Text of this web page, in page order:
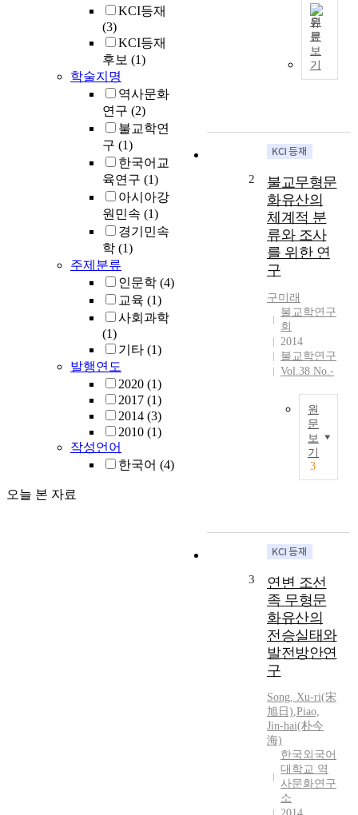
KCI등재
(3)
KCI등재
후보 (1)
학술지명
역사문화
연구 (2)
불교학연
구 (1)
한국어교
육연구 (1)
아시아강
원민속 (1)
경기민속
학 (1)
주제분류
인문학 (4)
교육 (1)
사회과학
(1)
기타 (1)
발행연도
2020 (1)
2017 (1)
2014 (3)
2010 (1)
작성언어
한국어 (4)
오늘 본 자료
원
문
보
기
2
불교무형문
화유산의
체계적 분
류와 조사
를 위한 연
구
구미래
불교학연구
회
2014
불교학연구
Vol.38 No.-
원
문
보
기
3
3
연변 조선
족 무형문
화유산의
전승실태와
발전방안연
구
Song, Xu-ri(宋
旭日),Piao,
Jin-hai(朴今
海)
한국외국어
대학교 역
사문화연구
소